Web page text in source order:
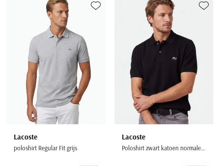
Lacoste
poloshirt Regular Fit grijs
Toevoegen aan favorieten
Lacoste
Poloshirt zwart katoen normale fit